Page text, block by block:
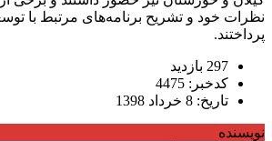
نظرات خود و تشریح برنامه‌های مرتبط با
پرداختند.
297 بازدید
کدخبر: 4475
تاریخ: 8 خرداد 1398
نویسنده